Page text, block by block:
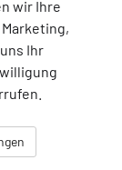
wir Ihre
Ihr